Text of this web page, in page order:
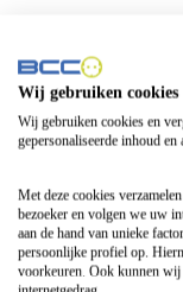
Fitelli
Airfryer
Frituurpan
Contactgrill
Broodrooster
Wij gebruiken cookies
Wij gebruiken cookies en
gepersonaliseerde inhoud en
Met deze cookies
bezoeker en volgen we uw
aan de hand van unieke
persoonlijke profiel op.
voorkeuren. Ook kunnen wij